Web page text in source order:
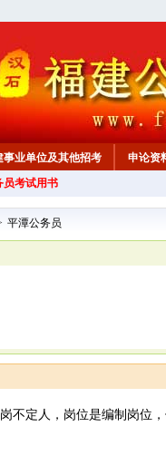
事业单位及其他招考 申论资
员考试用书
平潭公务员
不定人，岗位是编制岗位